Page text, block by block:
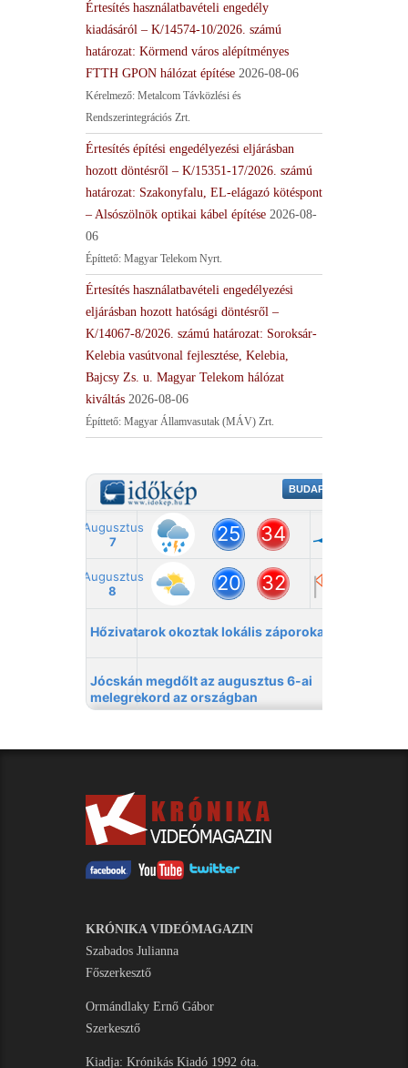
Értesítés használatbavételi engedély
kiadásáról – K/14574-10/2026. számú
határozat: Körmend város alépítményes
FTTH GPON hálózat építése 2026-08-06
Kérelmező: Metalcom Távközlési és
Rendszerintegrációs Zrt.
Értesítés építési engedélyezési eljárásban
hozott döntésről – K/15351-17/2026. számú
határozat: Szakonyfalu, EL-elágazó kötéspont
– Alsószölnök optikai kábel építése 2026-08-
06
Építtető: Magyar Telekom Nyrt.
Értesítés használatbavételi engedélyezési
eljárásban hozott hatósági döntésről –
K/14067-8/2026. számú határozat: Soroksár-
Kelebia vasútvonal fejlesztése, Kelebia,
Bajcsy Zs. u. Magyar Telekom hálózat
kiváltás 2026-08-06
Építtető: Magyar Államvasutak (MÁV) Zrt.
KRÓNIKA VIDEÓMAGAZIN
Szabados Julianna
Főszerkesztő
Ormándlaky Ernő Gábor
Szerkesztő
Kiadja: Krónikás Kiadó 1992 óta.